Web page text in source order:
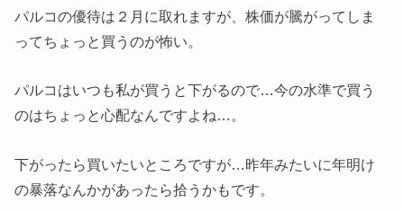
パルコの優待は２月に取れますが、株価が騰がってしま
ってちょっと買うのが怖い。
パルコはいつも私が買うと下がるので…今の水準で買う
のはちょっと心配なんですよね…。
下がったら買いたいところですが…昨年みたいに年明け
の暴落なんかがあったら拾うかもです。